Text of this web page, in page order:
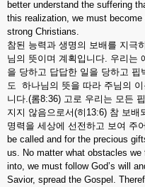
better understand the suffering
this realization, we must
strong Christians.
참된 능력과 생명의 보배를 지극
님의 뜻이며 계획입니다. 우리는
을 당하고 답답한 일을 당하고
도 하나님의 뜻을 따라 주님의
니다.(롬8:36) 고로 우리는 모든
지지 않음으로서(히13:6) 참 보
명력을 세상에 선전하고 보여 주
be called and for the precious
us. No matter what obstacles
into, we must follow God’s will
Savior, spread the Gospel.